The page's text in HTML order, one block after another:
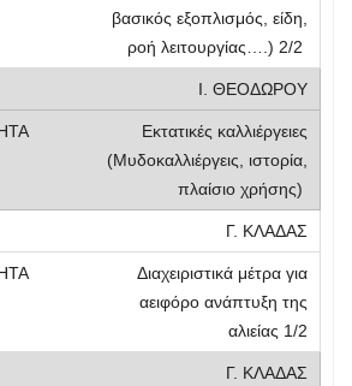
βασικός εξοπλισμός, είδη,
ροή λειτουργίας….) 2/2
Ι. ΘΕΟΔΩΡΟΥ
Εκτατικές καλλιέργειες
(Μυδοκαλλιέργεις, ιστορία,
πλαίσιο χρήσης)
Γ. ΚΛΑΔΑΣ
Διαχειριστικά μέτρα για
αειφόρο ανάπτυξη της
αλιείας 1/2
Γ. ΚΛΑΔΑΣ